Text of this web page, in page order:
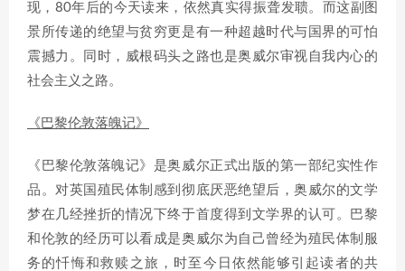
现，80年后的今天读来，依然真实得振聋发聩。而这副图
景所传递的绝望与贫穷更是有一种超越时代与国界的可怕
震撼力。同时，威根码头之路也是奥威尔审视自我内心的
社会主义之路。
《巴黎伦敦落魄记》
《巴黎伦敦落魄记》是奥威尔正式出版的第一部纪实性作
品。对英国殖民体制感到彻底厌恶绝望后，奥威尔的文学
梦在几经挫折的情况下终于首度得到文学界的认可。巴黎
和伦敦的经历可以看成是奥威尔为自己曾经为殖民体制服
务的忏悔和救赎之旅，时至今日依然能够引起读者的共